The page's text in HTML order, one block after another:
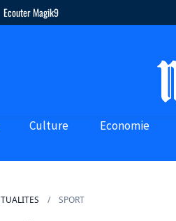
Ecouter Magik9
Culture Economie
SPORT